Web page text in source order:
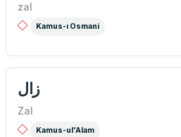
zal
Kamus-ı Osmani
زال
Zal
Kamus-ul'Alam